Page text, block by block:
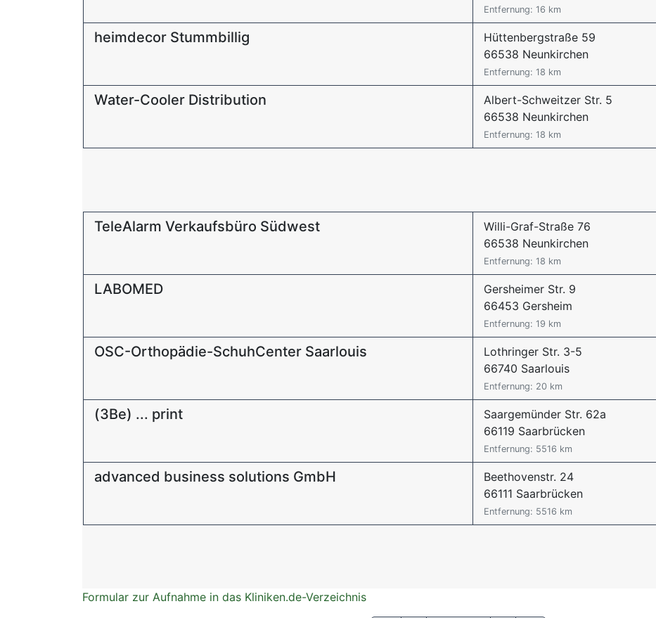
Entfernung: 16 km
heimdecor Stummbillig
Hüttenbergstraße 59
66538 Neunkirchen
Entfernung: 18 km
Water-Cooler Distribution
Albert-Schweitzer Str. 5
66538 Neunkirchen
Entfernung: 18 km
TeleAlarm Verkaufsbüro Südwest
Willi-Graf-Straße 76
66538 Neunkirchen
Entfernung: 18 km
LABOMED
Gersheimer Str. 9
66453 Gersheim
Entfernung: 19 km
OSC-Orthopädie-SchuhCenter Saarlouis
Lothringer Str. 3-5
66740 Saarlouis
Entfernung: 20 km
(3Be) ... print
Saargemünder Str. 62a
66119 Saarbrücken
Entfernung: 5516 km
advanced business solutions GmbH
Beethovenstr. 24
66111 Saarbrücken
Entfernung: 5516 km
Formular zur Aufnahme in das Kliniken.de-Verzeichnis